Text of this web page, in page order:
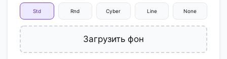
Std Rnd Cyber Line None
Загрузить фон